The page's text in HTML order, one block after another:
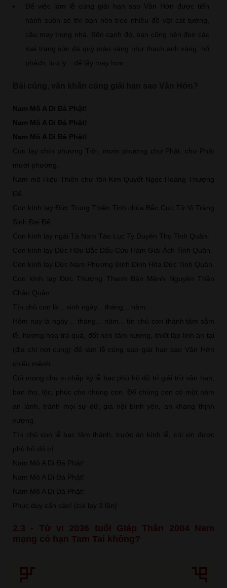
Để việc làm lễ cúng giải hạn sao Vân Hớn được tiến
hành suôn sẻ thì bạn nên treo nhiều đồ vật cát tường,
cầu may trong nhà. Bên cạnh đó, bạn cũng nên đeo các
loại trang sức đá quý màu vàng như thạch anh vàng, hổ
phách, lưu ly... để lấy may hơn.
Nam Mô A Di Đà Phật!
Nam Mô A Di Đà Phật!
Nam Mô A Di Đà Phật!
Con lạy chín phương Trời, mười phương chư Phật, chư Phật
mười phương.
Nam mô Hiệu Thiên chư tôn Kim Quyết Ngọc Hoàng Thượng
Đế.
Con kính lạy Đức Trung Thiên Tinh chúa Bắc Cực Tử Vi Tràng
Sinh Đại Đế.
Con kính lạy ngài Tả Nam Tào Lục Ty Duyên Thọ Tinh Quân.
Con kính lạy Đức Hữu Bắc Đẩu Cửu Hàm Giải Ách Tinh Quân.
Con kính lạy Đức Nam Phương Bính Đinh Hỏa Đức Tinh Quân.
Con kính lạy Đức Thượng Thanh Bản Mệnh Nguyên Thần
Chân Quân.
Tín chủ con là... sinh ngày... tháng... năm...
Hôm nay là ngày… tháng... năm... tín chủ con thành tâm sắm
lễ, hương hoa trà quả, đốt nén tâm hương, thiết lập linh án tại
(địa chỉ nơi cúng) để làm lễ cúng sao giải hạn sao Vân Hớn
chiếu mệnh.
Cúi mong chư vị chấp kỳ lễ bạc phù hộ độ trì giải trừ vận hạn,
ban thọ, lộc, phúc cho chúng con. Để chúng con có một năm
an lành, tránh mọi sự dữ, gia nội bình yên, an khang thịnh
vượng.
Tín chủ con lễ bạc tâm thành, trước án kính lễ, cúi xin được
phù hộ độ trì.
Nam Mô A Di Đà Phật!
Nam Mô A Di Đà Phật!
Nam Mô A Di Đà Phật!
Phục duy cẩn cáo! (cúi lạy 3 lần)
2.3 - Tử vi 2036 tuổi Giáp Thân 2004 Nam
mạng có hạn Tam Tai không?